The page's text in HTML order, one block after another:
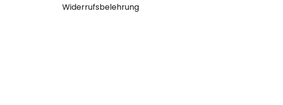
Widerrufsbelehrung